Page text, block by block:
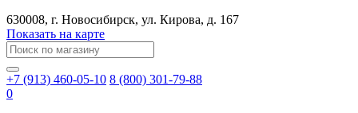
630008, г. Новосибирск, ул. Кирова, д. 167
Показать на карте
+7 (913) 460-05-10 8 (800) 301-79-88
0